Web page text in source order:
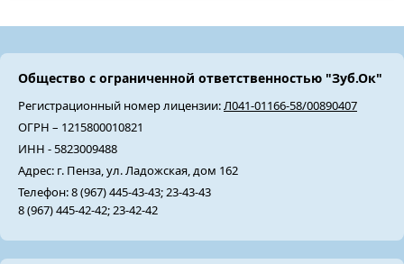
Общество с ограниченной ответственностью "Зуб.Ок"
Регистрационный номер лицензии:Л041-01166-58/00890407
ОГРН – 1215800010821
ИНН - 5823009488
Адрес: г. Пенза, ул. Ладожская, дом 162
Телефон: 8 (967) 445-43-43; 23-43-43
8 (967) 445-42-42; 23-42-42